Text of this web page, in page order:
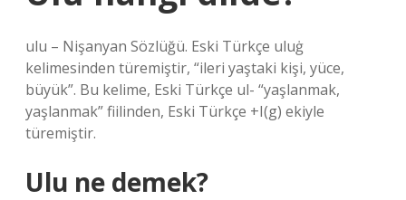
ulu – Nişanyan Sözlüğü. Eski Türkçe uluġ
kelimesinden türemiştir, “ileri yaştaki kişi, yüce,
büyük”. Bu kelime, Eski Türkçe ul- “yaşlanmak,
yaşlanmak” fiilinden, Eski Türkçe +I(g) ekiyle
türemiştir.
Ulu ne demek?